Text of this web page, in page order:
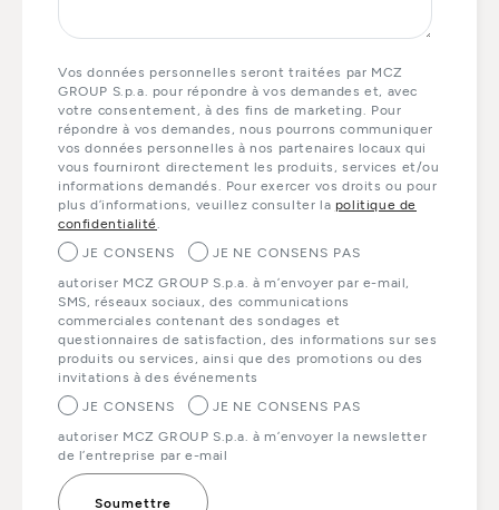
Vos données personnelles seront traitées par MCZ
GROUP S.p.a. pour répondre à vos demandes et, avec
votre consentement, à des fins de marketing. Pour
répondre à vos demandes, nous pourrons communiquer
vos données personnelles à nos partenaires locaux qui
vous fourniront directement les produits, services et/ou
informations demandés. Pour exercer vos droits ou pour
plus d’informations, veuillez consulter la politique de
confidentialité
JE CONSENS
JE NE CONSENS PAS
autoriser MCZ GROUP S.p.a. à m’envoyer par e-mail,
SMS, réseaux sociaux, des communications
commerciales contenant des sondages et
questionnaires de satisfaction, des informations sur ses
produits ou services, ainsi que des promotions ou des
invitations à des événements
JE CONSENS
JE NE CONSENS PAS
autoriser MCZ GROUP S.p.a. à m’envoyer la newsletter
de l’entreprise par e-mail